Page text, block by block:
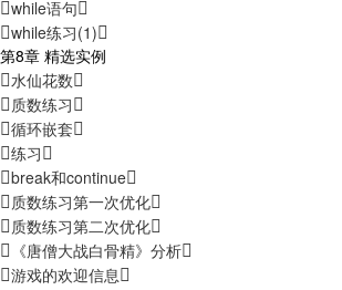
while语句
while练习(1)
第8章 精选实例
水仙花数
质数练习
循环嵌套
练习
break和continue
质数练习第一次优化
质数练习第二次优化
《唐僧大战白骨精》分析
游戏的欢迎信息